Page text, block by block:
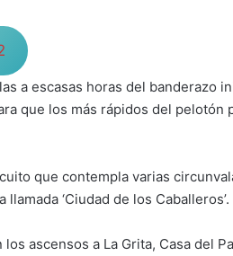
a escasas horas del banderazo
que los más rápidos del pelotón
que contempla varias
‘Ciudad de los Caballeros’.
ascensos a La Grita, Casa del